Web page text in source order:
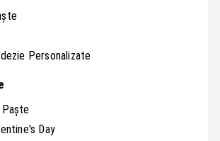
Personalizate
Paște
Day